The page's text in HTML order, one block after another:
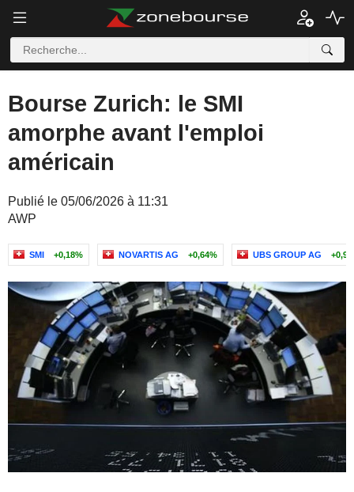
Bourse Zurich: le SMI
amorphe avant l'emploi
américain
Publié le 05/06/2026 à 11:31
AWP
SMI +0,18% NOVARTIS AG +0,64% UBS GROUP AG